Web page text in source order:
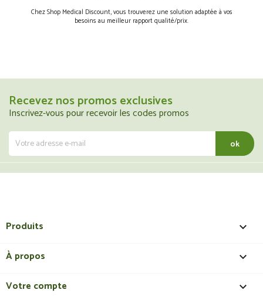
Chez Shop Medical Discount, vous trouverez une solution adaptée à vos
besoins au meilleur rapport qualité/prix.
Recevez nos promos exclusives
Inscrivez-vous pour recevoir les codes promos
Produits 
À propos 
Votre compte 